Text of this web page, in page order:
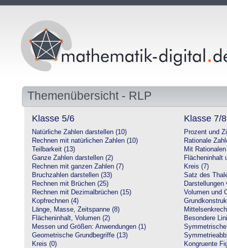
Themenübersicht - RLP
Klasse 5/6
Natürliche Zahlen darstellen (10)
Rechnen mit natürlichen Zahlen (10)
Teilbarkeit (13)
Ganze Zahlen darstellen (2)
Rechnen mit ganzen Zahlen (7)
Bruchzahlen darstellen (33)
Rechnen mit Brüchen (25)
Rechnen mit Dezimalbrüchen (15)
Kopfrechnen (4)
Länge, Masse, Zeitspanne (8)
Flächeninhalt, Volumen (2)
Messen und Größen: Anwendungen (1)
Geometrische Grundbegriffe (13)
Kreis (0)
Klasse 7/8
Prozent und
Rationale
Mit
Flächeninhalt
Kreis (7)
Satz des
Darstellungen
Volumen und
Besondere
Kongruente